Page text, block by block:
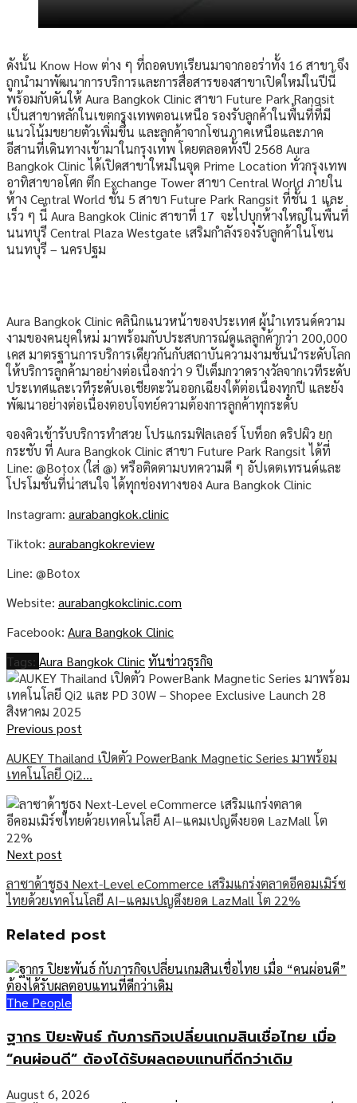
ดังนั้น Know How ต่าง ๆ ที่ถอดบทเรียนมาจากออร่าทั้ง 16 สาขา จึง
ถูกนำมาพัฒนาการบริการและการสื่อสารของสาขาเปิดใหม่ในปีนี้
พร้อมกับดันให้ Aura Bangkok Clinic สาขา Future Park Rangsit
เป็นสาขาหลักในเขตกรุงเทพตอนเหนือ รองรับลูกค้าในพื้นที่ที่มี
แนวโน้มขยายตัวเพิ่มขึ้น และลูกค้าจากโซนภาคเหนือและภาค
อีสานที่เดินทางเข้ามาในกรุงเทพ โดยตลอดทั้งปี 2568 Aura
Bangkok Clinic ได้เปิดสาขาใหม่ในจุด Prime Location ทั่วกรุงเทพ
อาทิสาขาอโศก ตึก Exchange Tower สาขา Central World ภายใน
ห้าง Central World ชั้น 5 สาขา Future Park Rangsit ที่ชั้น 1 และ
เร็ว ๆ นี้ Aura Bangkok Clinic สาขาที่ 17 จะไปบุกห้างใหญ่ในพื้นที่
นนทบุรี Central Plaza Westgate เสริมกำลังรองรับลูกค้าในโซน
นนทบุรี – นครปฐม
Aura Bangkok Clinic คลินิกแนวหน้าของประเทศ ผู้นำเทรนด์ความ
งามของคนยุคใหม่ มาพร้อมกับประสบการณ์ดูแลลูกค้ากว่า 200,000
เคส มาตรฐานการบริการเดียวกันกับสถาบันความงามชั้นนำระดับโลก
ให้บริการลูกค้ามาอย่างต่อเนื่องกว่า 9 ปีเต็มกวาดรางวัลจากเวทีระดับ
ประเทศและเวทีระดับเอเชียตะวันออกเฉียงใต้ต่อเนื่องทุกปี และยัง
พัฒนาอย่างต่อเนื่องตอบโจทย์ความต้องการลูกค้าทุกระดับ
จองคิวเข้ารับบริการทำสวย โปรแกรมฟิลเลอร์ โบท็อก ดริปผิว ยก
กระชับ ที่ Aura Bangkok Clinic สาขา Future Park Rangsit ได้ที่
Line: @Botox (ใส่ @) หรือติดตามบทความดี ๆ อัปเดตเทรนด์และ
โปรโมชั่นที่น่าสนใจ ได้ทุกช่องทางของ Aura Bangkok Clinic
Instagram: aurabangkok.clinic
Tiktok: aurabangkokreview
Line: @Botox
Website: aurabangkokclinic.com
Facebook: Aura Bangkok Clinic
Tags: Aura Bangkok Clinicทันข่าวธุรกิจ
Previous post
AUKEY Thailand เปิดตัว PowerBank Magnetic Series มาพร้อม
เทคโนโลยี Qi2…
Next post
ลาซาด้าชูธง Next-Level eCommerce เสริมแกร่งตลาดอีคอมเมิร์ซ
ไทยด้วยเทคโนโลยี AI–แคมเปญดึงยอด LazMall โต 22%
Related post
The People
ฐากร ปิยะพันธ์ กับภารกิจเปลี่ยนเกมสินเชื่อไทย เมื่อ
“คนผ่อนดี” ต้องได้รับผลตอบแทนที่ดีกว่าเดิม
August 6, 2026